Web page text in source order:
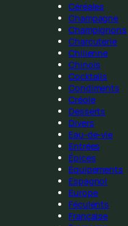
Céréales
Champagne
Champignons
Charcuterie
Chilienne
Chinois
Cocktails
Condiments
Créole
Desserts
Divers
Eau-de-vie
Entrées
Épices
Équipements
Espagnol
Europe
Féculents
Française